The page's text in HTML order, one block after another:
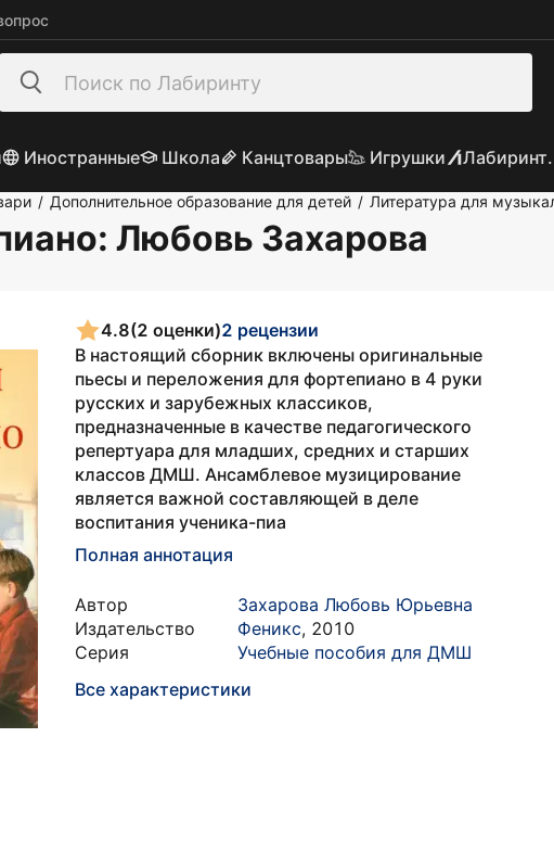
Иностранные Школа Канцтовары Игрушки
/ Дополнительное образование для детей / Литература для
: Любовь Захарова
4.8(2 оценки)2 рецензии
В настоящий сборник включены оригинальные
пьесы и переложения для фортепиано в 4 руки
русских и зарубежных классиков,
предназначенные в качестве педагогического
репертуара для младших, средних и старших
классов ДМШ. Ансамблевое музицирование
является важной составляющей в деле
воспитания ученика-пиа
Полная аннотация
Автор
Захарова Любовь Юрьевна
Издательство
Феникс, 2010
Серия
Учебные пособия для ДМШ
Все характеристики